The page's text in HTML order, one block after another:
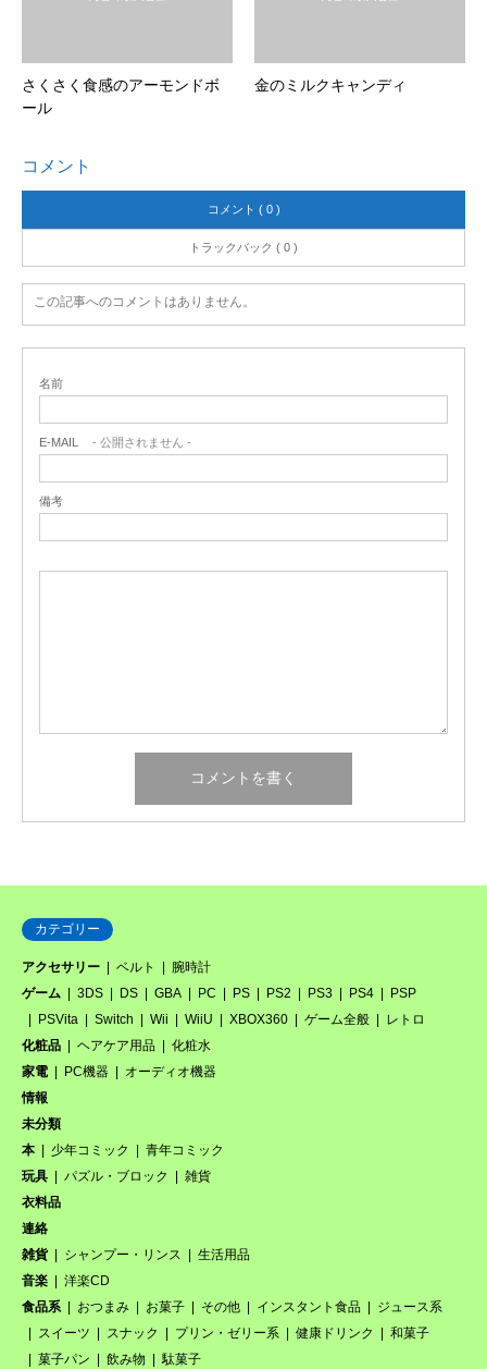
さくさく食感のアーモンドボ
ール
金のミルクキャンディ
コメント
コメント ( 0 )
トラックバック ( 0 )
この記事へのコメントはありません。
名前
E-MAIL - 公開されません -
備考
カテゴリー
アクセサリー ベルト
腕時計
ゲーム
3DS DS GBA PC PS PS2 PS3 PS4
PSP
PSVita
Switch Wii WiiU XBOX360 ゲーム全般
レトロ
化粧品
ヘアケア用品
化粧水
家電
PC機器
オーディオ機器
情報
未分類
本
少年コミック
青年コミック
玩具
パズル・ブロック
雑貨
衣料品
連絡
雑貨
シャンプー・リンス
生活用品
音楽
洋楽CD
食品系
おつまみ お菓子 その他 インスタント食品
ジュース系
スイーツ
スナック プリン・ゼリー系 健康ドリンク
和菓子
菓子パン
飲み物 駄菓子